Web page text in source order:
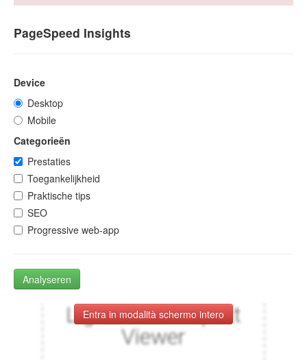
PageSpeed Insights
Device
Desktop
Mobile
Categorieën
Prestaties
Toegankelijkheid
Praktische tips
SEO
Progressive web-app
Analyseren
Entra in modalità schermo intero